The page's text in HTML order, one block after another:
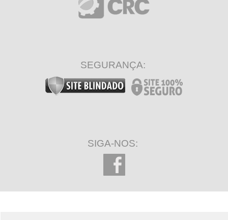
SEGURANÇA:
SIGA-NOS: